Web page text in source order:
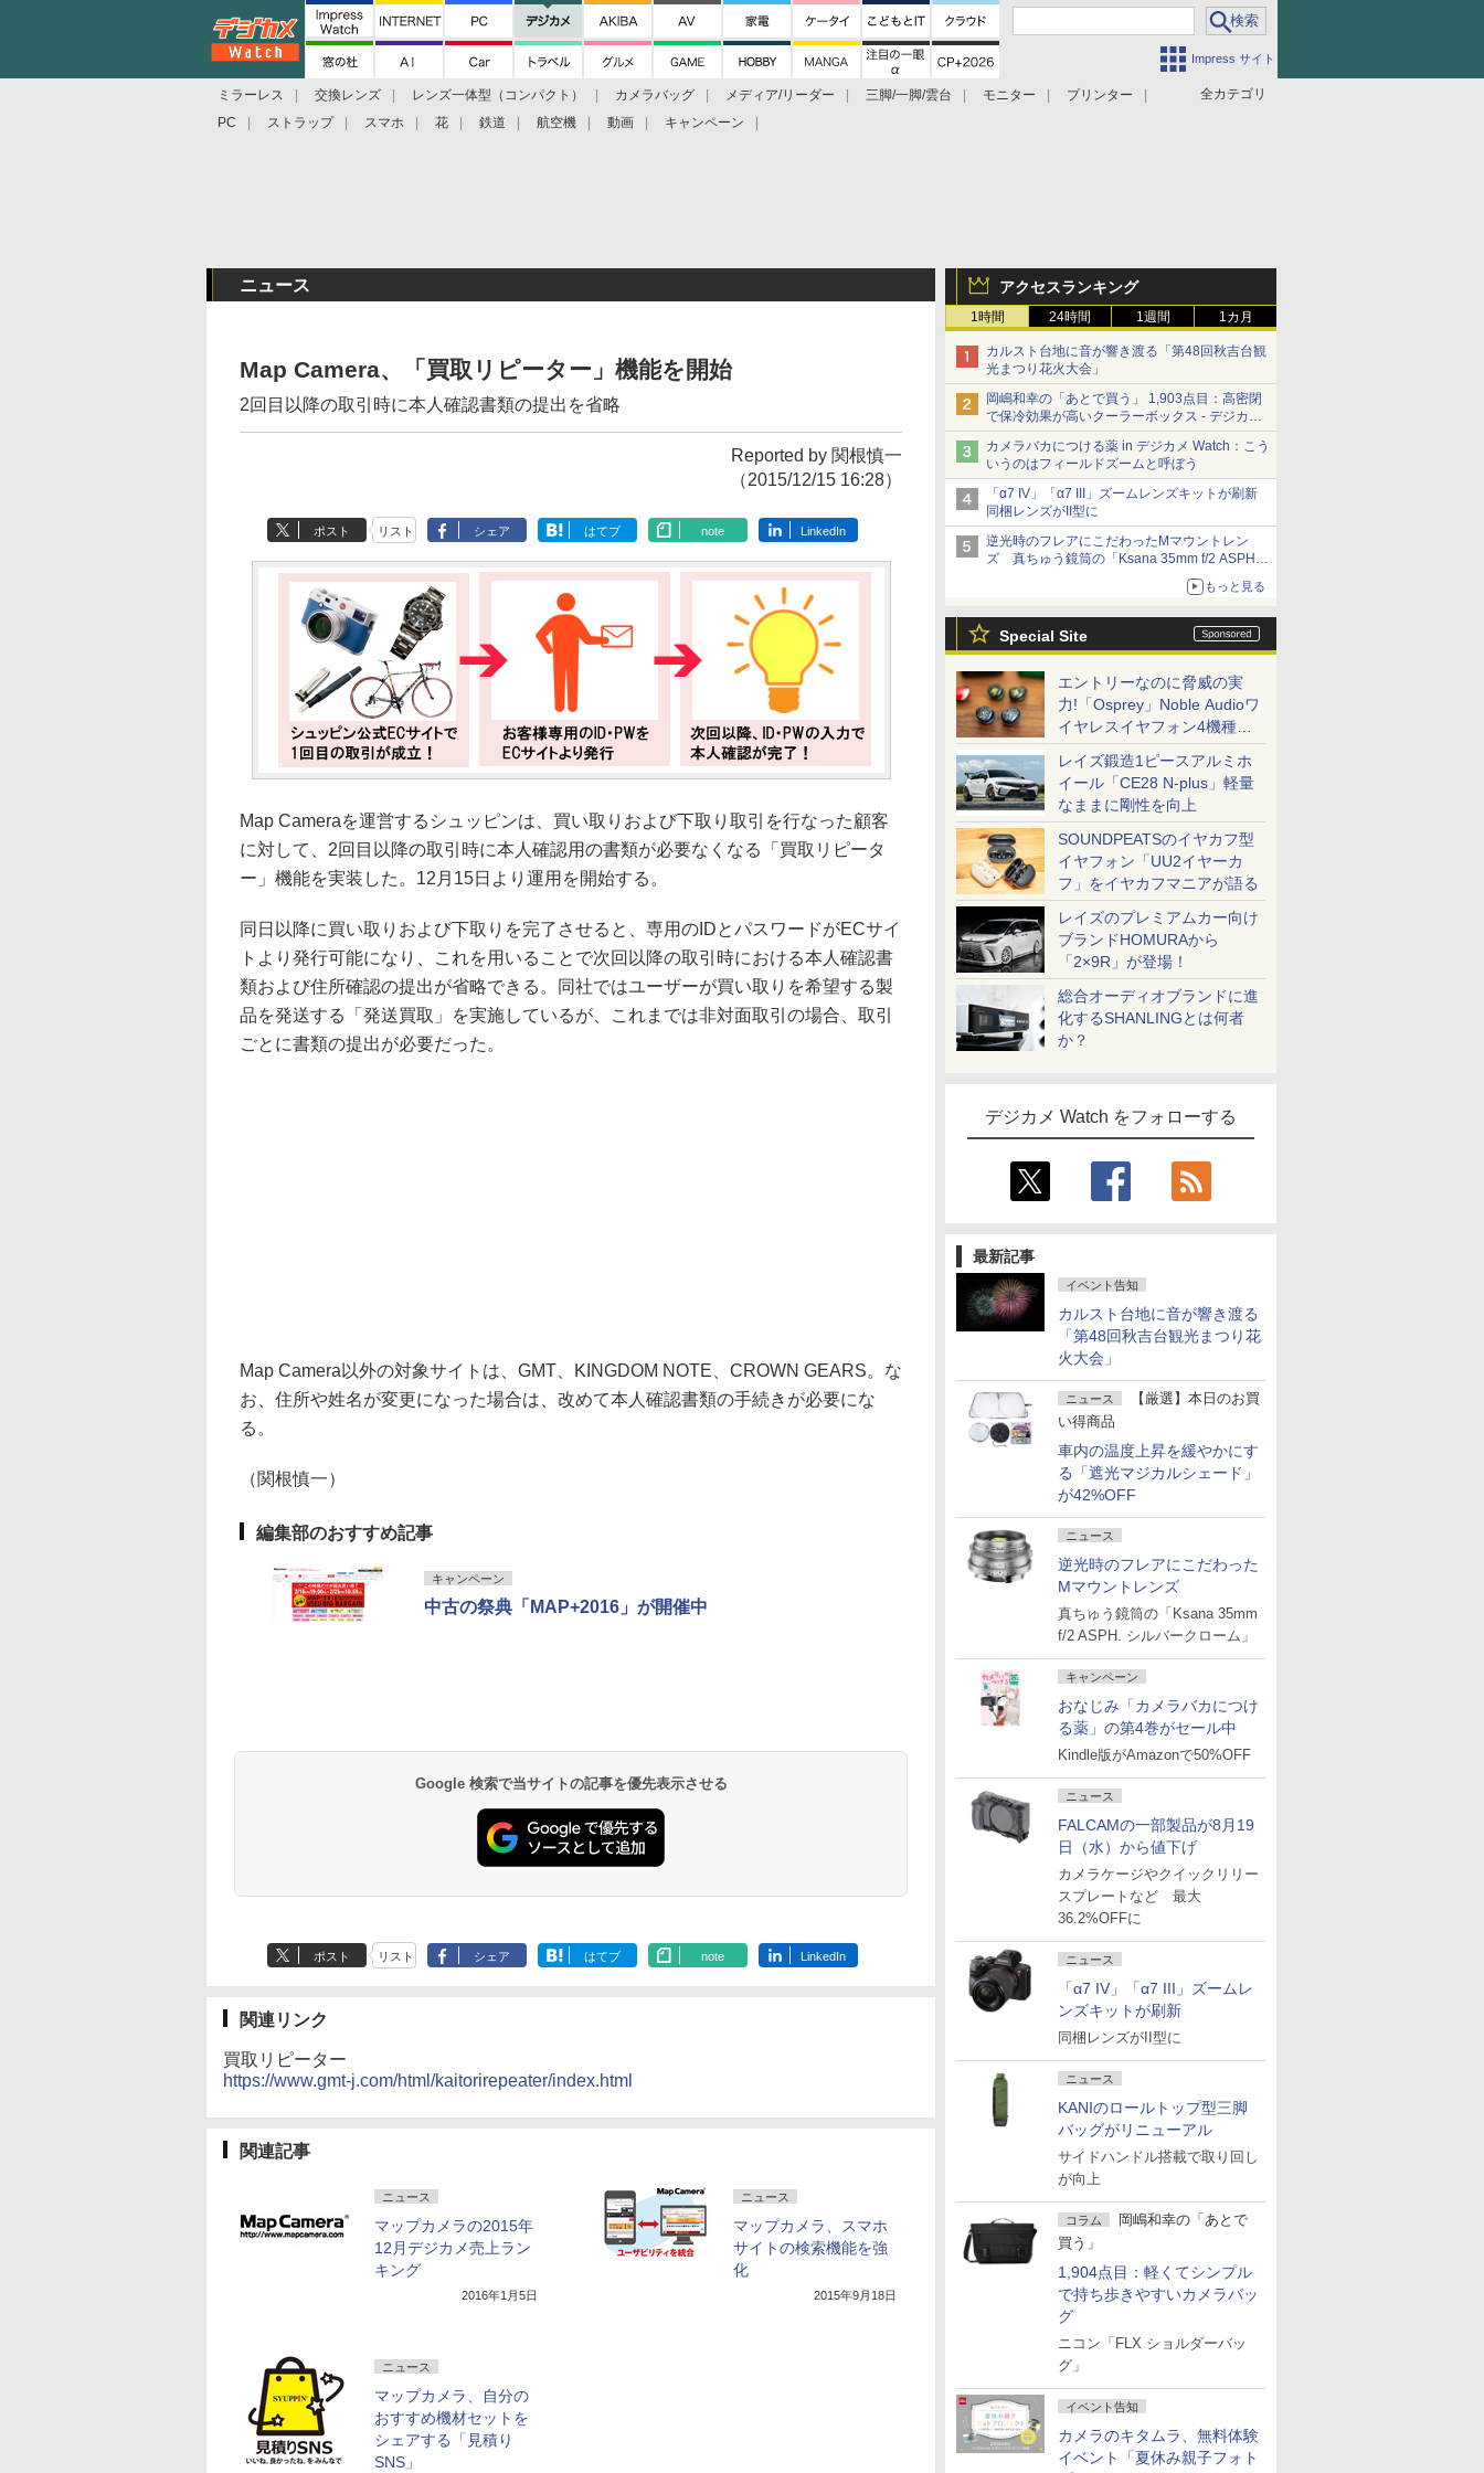
Impress サイト
全カテゴリ
ミラーレス 交換レンズ レンズ一体型（コンパクト） カメラバッグ メディア/リーダー 三脚/一脚/雲台 モニター
プリンター
PC
ストラップ スマホ 花 鉄道 航空機 動画 キャンペーン
アクセスランキング
1時間 24時間 1週間 1カ月
カルスト台地に音が響き渡る「第48回秋吉台観
光まつり花火大会」
岡嶋和幸の「あとで買う」 1,903点目：高密閉
で保冷効果が高いクーラーボックス - デジカメ
Watch
カメラバカにつける薬 in デジカメ Watch：こう
いうのはフィールドズームと呼ぼう
「α7 IV」「α7 III」ズームレンズキットが刷新
同梱レンズがII型に
逆光時のフレアにこだわったMマウントレン
ズ 真ちゅう鏡筒の「Ksana 35mm f/2 ASPH.
もっと見る
Special Site
エントリーなのに脅威の実
力!「Osprey」Noble Audioワ
イヤレスイヤフォン4機種を
一気に聴く
レイズ鍛造1ピースアルミホ
イール「CE28 N-plus」軽量
なままに剛性を向上
SOUNDPEATSのイヤカフ型
イヤフォン「UU2イヤーカ
フ」をイヤカフマニアが語る
レイズのプレミアムカー向け
ブランドHOMURAから
「2×9R」が登場！
総合オーディオブランドに進
化するSHANLINGとは何者
か？
デジカメ Watch をフォローする
最新記事
イベント告知
カルスト台地に音が響き渡る
「第48回秋吉台観光まつり花
火大会」
ニュース
【厳選】本日のお買
い得商品
車内の温度上昇を緩やかにす
る「遮光マジカルシェード」
が42%OFF
ニュース
逆光時のフレアにこだわった
Mマウントレンズ
真ちゅう鏡筒の「Ksana 35mm
f/2 ASPH. シルバークローム」
キャンペーン
おなじみ「カメラバカにつけ
る薬」の第4巻がセール中
Kindle版がAmazonで50%OFF
ニュース
FALCAMの一部製品が8月19
日（水）から値下げ
カメラケージやクイックリリー
スプレートなど 最大
36.2%OFFに
ニュース
「α7 IV」「α7 III」ズームレ
ンズキットが刷新
同梱レンズがII型に
ニュース
KANIのロールトップ型三脚
バッグがリニューアル
サイドハンドル搭載で取り回し
が向上
コラム
岡嶋和幸の「あとで
買う」
1,904点目：軽くてシンプル
で持ち歩きやすいカメラバッ
グ
ニコン「FLX ショルダーバッ
グ」
イベント告知
カメラのキタムラ、無料体験
イベント「夏休み親子フォト
ニュース
Map Camera、「買取リピーター」機能を開始
2回目以降の取引時に本人確認書類の提出を省略
Reported by 関根慎一
（2015/12/15 16:28）
ポスト リスト シェア はてブ note LinkedIn
Map Cameraを運営するシュッピンは、買い取りおよび下取り取引を行なった顧客
に対して、2回目以降の取引時に本人確認用の書類が必要なくなる「買取リピータ
ー」機能を実装した。12月15日より運用を開始する。
同日以降に買い取りおよび下取りを完了させると、専用のIDとパスワードがECサイ
トより発行可能になり、これを用いることで次回以降の取引時における本人確認書
類および住所確認の提出が省略できる。同社ではユーザーが買い取りを希望する製
品を発送する「発送買取」を実施しているが、これまでは非対面取引の場合、取引
ごとに書類の提出が必要だった。
Map Camera以外の対象サイトは、GMT、KINGDOM NOTE、CROWN GEARS。な
お、住所や姓名が変更になった場合は、改めて本人確認書類の手続きが必要にな
る。
（関根慎一）
編集部のおすすめ記事
キャンペーン
中古の祭典「MAP+2016」が開催中
Google 検索で当サイトの記事を優先表示させる
ポスト リスト シェア はてブ note LinkedIn
関連リンク
買取リピーター
https://www.gmt-j.com/html/kaitorirepeater/index.html
関連記事
ニュース
マップカメラの2015年
12月デジカメ売上ラン
キング
2016年1月5日
ニュース
マップカメラ、スマホ
サイトの検索機能を強
化
2015年9月18日
ニュース
マップカメラ、自分の
おすすめ機材セットを
シェアする「見積り
SNS」